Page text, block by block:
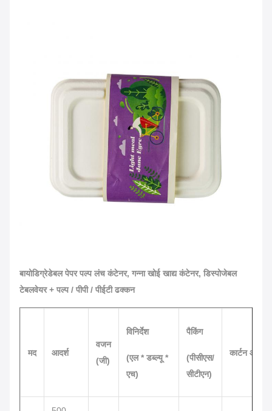
बायोडिग्रेडेबल पेपर पल्प लंच कंटेनर, गन्ना खोई खाद्य कंटेनर, डिस्पोजेबल
टेबलवेयर + पल्प / पीपी / पीईटी ढक्कन
मद आदर्श
वजन
(जी)
विनिर्देश
(एल * डब्ल्यू *
एच)
पैकिंग
(पीसीएस/
सीटीएन)
कार्टन आयाम